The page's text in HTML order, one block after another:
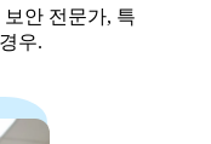
안 전문가, 특
우.